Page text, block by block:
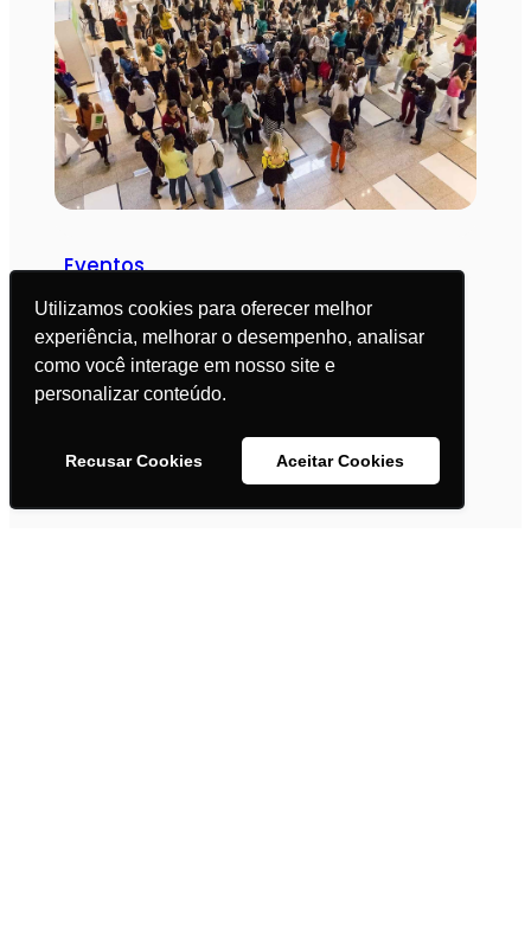
Utilizamos cookies para oferecer melhor
experiência, melhorar o desempenho, analisar
como você interage em nosso site e
personalizar conteúdo.
Recusar Cookies Aceitar Cookies
Eventos
41publicações
Saúde Intestinal